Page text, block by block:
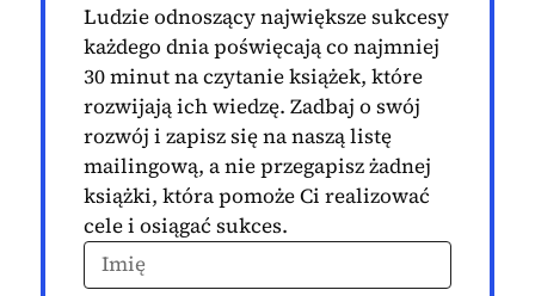
Ludzie odnoszący największe sukcesy
każdego dnia poświęcają co najmniej
30 minut na czytanie książek, które
rozwijają ich wiedzę. Zadbaj o swój
rozwój i zapisz się na naszą listę
mailingową, a nie przegapisz żadnej
książki, która pomoże Ci realizować
cele i osiągać sukces.